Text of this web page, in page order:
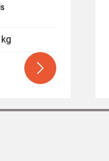
Gris
kg